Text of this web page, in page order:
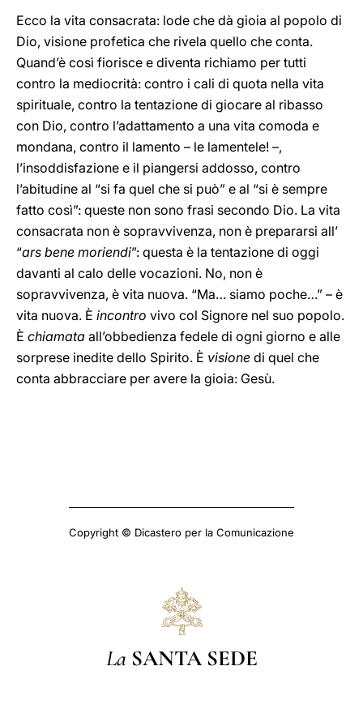
Ecco la vita consacrata: lode che dà gioia al popolo di
Dio, visione profetica che rivela quello che conta.
Quand’è così fiorisce e diventa richiamo per tutti
contro la mediocrità: contro i cali di quota nella vita
spirituale, contro la tentazione di giocare al ribasso
con Dio, contro l’adattamento a una vita comoda e
mondana, contro il lamento – le lamentele! –,
l’insoddisfazione e il piangersi addosso, contro
l’abitudine al “si fa quel che si può” e al “si è sempre
fatto così”: queste non sono frasi secondo Dio. La vita
consacrata non è sopravvivenza, non è prepararsi all’
“ars bene moriendi”: questa è la tentazione di oggi
davanti al calo delle vocazioni. No, non è
sopravvivenza, è vita nuova. “Ma… siamo poche…” – è
vita nuova. È incontro vivo col Signore nel suo popolo.
È chiamata all’obbedienza fedele di ogni giorno e alle
sorprese inedite dello Spirito. È visione di quel che
conta abbracciare per avere la gioia: Gesù.
Copyright © Dicastero per la Comunicazione
La SANTA SEDE